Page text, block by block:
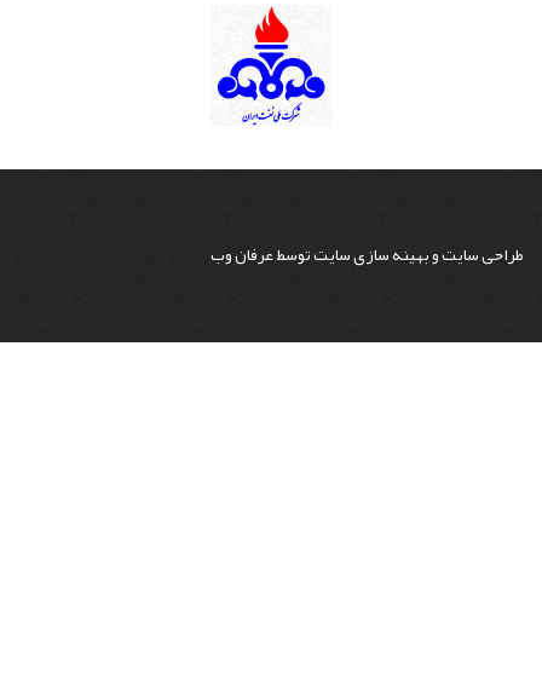
طراحی سایتوبهینه سازی سایتتوسطعرفان وب